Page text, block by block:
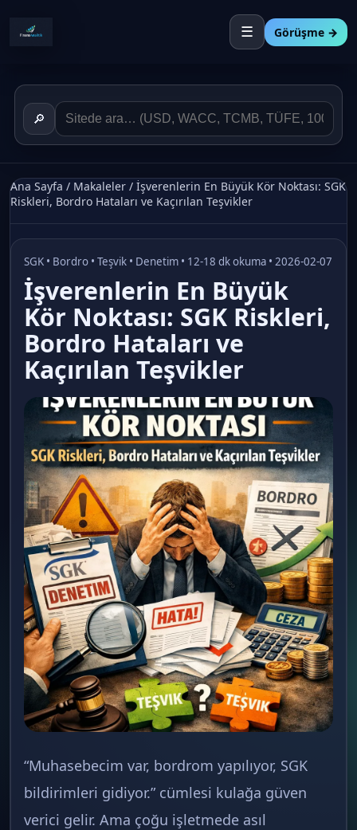
☰ Görüşme →
🔎
Ana Sayfa / Makaleler / İşverenlerin En Büyük Kör Noktası: SGK
Riskleri, Bordro Hataları ve Kaçırılan Teşvikler
SGK • Bordro • Teşvik • Denetim • 12-18 dk okuma • 2026-02-07
İşverenlerin En Büyük
Kör Noktası: SGK Riskleri,
Bordro Hataları ve
Kaçırılan Teşvikler
“Muhasebecim var, bordrom yapılıyor, SGK
bildirimleri gidiyor.” cümlesi kulağa güven
verici gelir. Ama çoğu işletmede asıl